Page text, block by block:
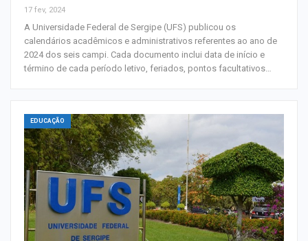
17 fev, 2024
A Universidade Federal de Sergipe (UFS) publicou os
calendários acadêmicos e administrativos referentes ao ano de
2024 dos seis campi. Cada documento inclui data de início e
término de cada período letivo, feriados, pontos facultativos…
EDUCAÇÃO